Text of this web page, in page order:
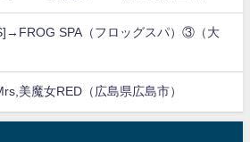
SPA（フロッグスパ）③（大
美魔女RED（広島県広島市）